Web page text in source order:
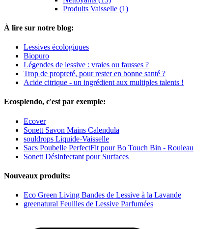
Produits Vaisselle (1)
À lire sur notre blog:
Lessives écologiques
Biopuro
Légendes de lessive : vraies ou fausses ?
Trop de propreté, pour rester en bonne santé ?
Acide citrique - un ingrédient aux multiples talents !
Ecosplendo, c'est par exemple:
Ecover
Sonett Savon Mains Calendula
souldrops Liquide-Vaisselle
Sacs Poubelle PerfectFit pour Bo Touch Bin - Rouleau
Sonett Désinfectant pour Surfaces
Nouveaux produits:
Eco Green Living Bandes de Lessive à la Lavande
greenatural Feuilles de Lessive Parfumées